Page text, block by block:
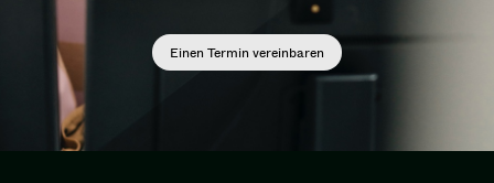
Einen Termin vereinbaren